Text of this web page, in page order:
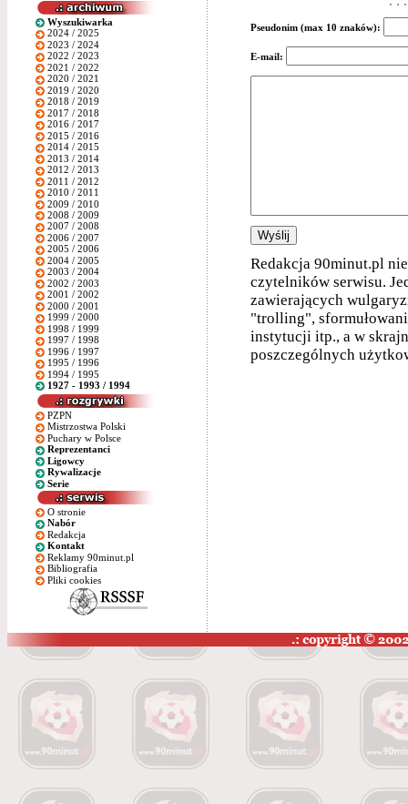
Wyszukiwarka
2024 / 2025
2023 / 2024
2022 / 2023
2021 / 2022
2020 / 2021
2019 / 2020
2018 / 2019
2017 / 2018
2016 / 2017
2015 / 2016
2014 / 2015
2013 / 2014
2012 / 2013
2011 / 2012
2010 / 2011
2009 / 2010
2008 / 2009
2007 / 2008
2006 / 2007
2005 / 2006
2004 / 2005
2003 / 2004
2002 / 2003
2001 / 2002
2000 / 2001
1999 / 2000
1998 / 1999
1997 / 1998
1996 / 1997
1995 / 1996
1994 / 1995
1927 - 1993 / 1994
PZPN
Mistrzostwa Polski
Puchary w Polsce
Reprezentanci
Ligowcy
Rywalizacje
Serie
O stronie
Nabór
Redakcja
Kontakt
Reklamy 90minut.pl
Bibliografia
Pliki cookies
Pseudonim (max 10 znaków):
E-mail:
Redakcja 90minut.pl
czytelników serwisu.
zawierających
"trolling",
instytucji itp., a w
poszczególnych